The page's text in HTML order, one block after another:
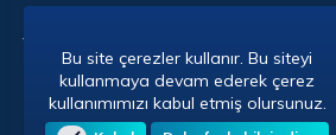
Türkçe (TR)
Bu site çerezler kullanır. Bu siteyi
kullanmaya devam ederek çerez
kullanımımızı kabul etmiş olursunuz.